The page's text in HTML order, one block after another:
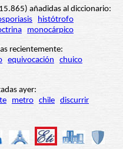
añadidas al diccionario:
histótrofo
monocárpico
recientemente:
equivocación
chuico
ayer:
metro chile discurrir